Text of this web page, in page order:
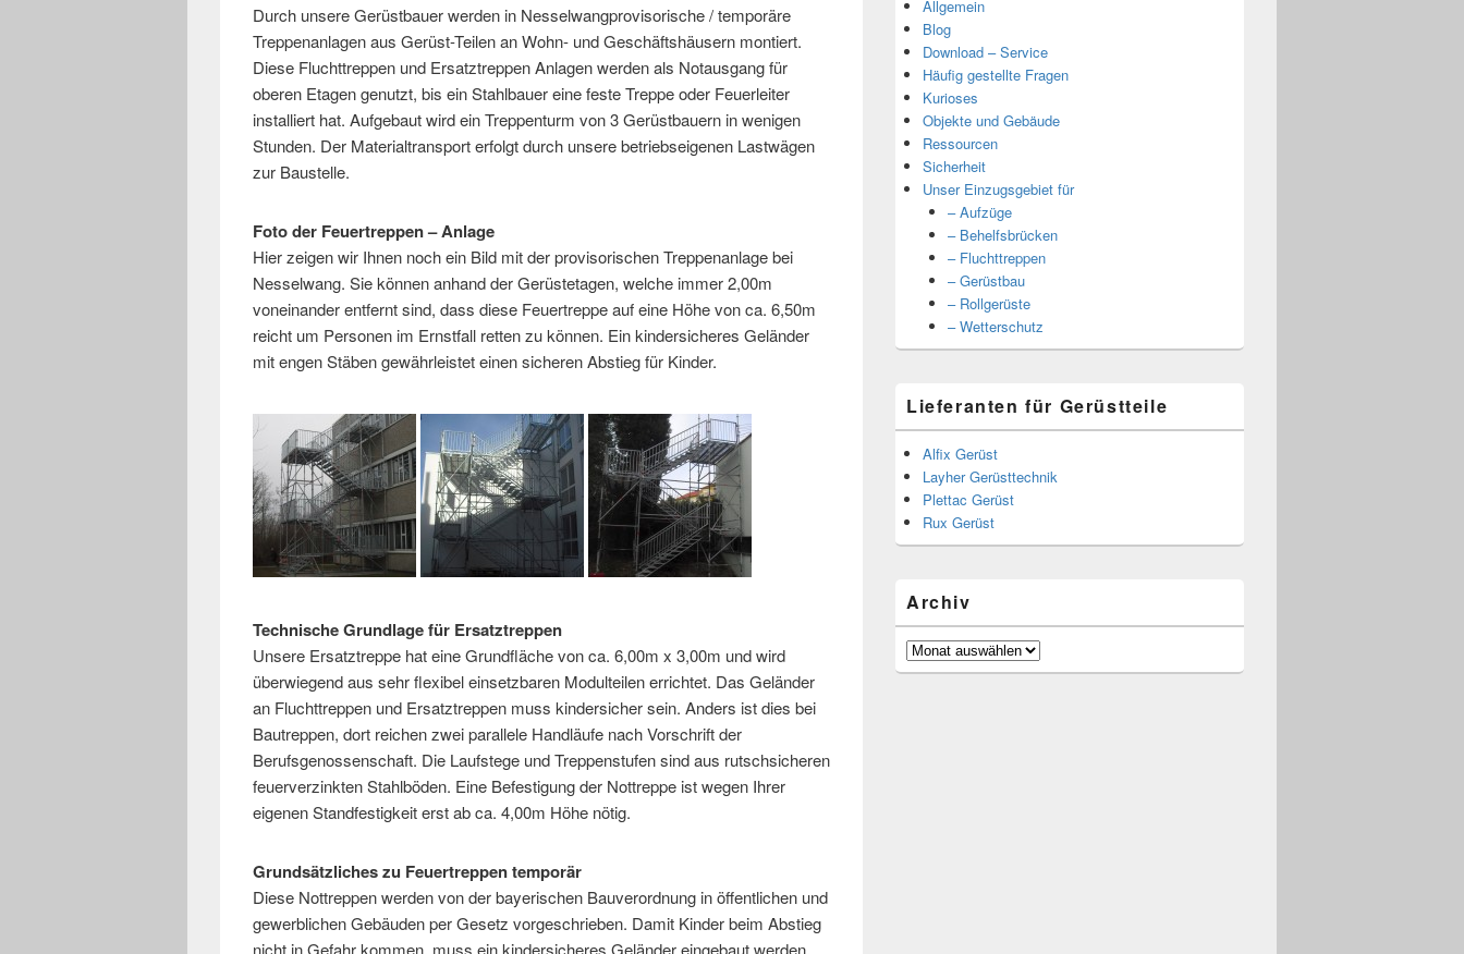
Durch unsere Gerüstbauer werden in Nesselwangprovisorische / temporäre
Treppenanlagen aus Gerüst-Teilen an Wohn- und Geschäftshäusern montiert.
Diese Fluchttreppen und Ersatztreppen Anlagen werden als Notausgang für
oberen Etagen genutzt, bis ein Stahlbauer eine feste Treppe oder Feuerleiter
installiert hat. Aufgebaut wird ein Treppenturm von 3 Gerüstbauern in wenigen
Stunden. Der Materialtransport erfolgt durch unsere betriebseigenen Lastwägen
zur Baustelle.
Foto der Feuertreppen – Anlage
Hier zeigen wir Ihnen noch ein Bild mit der provisorischen Treppenanlage bei
Nesselwang. Sie können anhand der Gerüstetagen, welche immer 2,00m
voneinander entfernt sind, dass diese Feuertreppe auf eine Höhe von ca. 6,50m
reicht um Personen im Ernstfall retten zu können. Ein kindersicheres Geländer
mit engen Stäben gewährleistet einen sicheren Abstieg für Kinder.
Technische Grundlage für Ersatztreppen
Unsere Ersatztreppe hat eine Grundfläche von ca. 6,00m x 3,00m und wird
überwiegend aus sehr flexibel einsetzbaren Modulteilen errichtet. Das Geländer
an Fluchttreppen und Ersatztreppen muss kindersicher sein. Anders ist dies bei
Bautreppen, dort reichen zwei parallele Handläufe nach Vorschrift der
Berufsgenossenschaft. Die Laufstege und Treppenstufen sind aus rutschsicheren
feuerverzinkten Stahlböden. Eine Befestigung der Nottreppe ist wegen Ihrer
eigenen Standfestigkeit erst ab ca. 4,00m Höhe nötig.
Grundsätzliches zu Feuertreppen temporär
Diese Nottreppen werden von der bayerischen Bauverordnung in öffentlichen und
gewerblichen Gebäuden per Gesetz vorgeschrieben. Damit Kinder beim Abstieg
nicht in Gefahr kommen, muss ein kindersicheres Geländer eingebaut werden.
Allgemein
Blog
Download – Service
Häufig gestellte Fragen
Kurioses
Objekte und Gebäude
Ressourcen
Sicherheit
Unser Einzugsgebiet für
– Aufzüge
– Behelfsbrücken
– Fluchttreppen
– Gerüstbau
– Rollgerüste
– Wetterschutz
Lieferanten für Gerüstteile
Alfix Gerüst
Layher Gerüsttechnik
Plettac Gerüst
Rux Gerüst
Archiv
Archiv